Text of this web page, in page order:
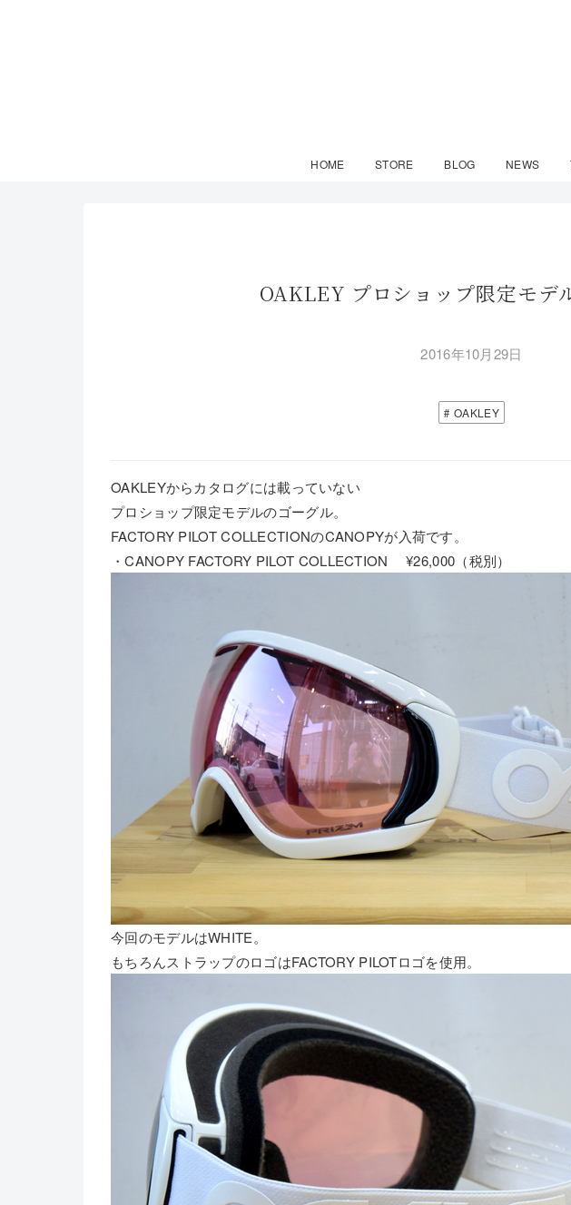
HOME STORE BLOG NEWS
OAKLEY プロショップ限定モ
2016年10月29日
OAKLEY
OAKLEYからカタログには載っていない
プロショップ限定モデルのゴーグル。
FACTORY PILOT COLLECTIONのCANOPYが入荷です。
・CANOPY FACTORY PILOT COLLECTION ¥26,000（税別）
今回のモデルはWHITE。
もちろんストラップのロゴはFACTORY PILOTロゴを使用。